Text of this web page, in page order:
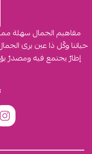
مفاهيم الجمال سهلة
حياتنا وكُل ذا عين يرى
إطارٌ يجتمع فيه ومصدرٌ